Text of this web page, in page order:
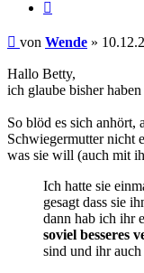
Beitrag
von Wende »
Hallo Betty,
ich glaube bisher
So blöd es sich anhört,
Schwiegermutter nicht
was sie will (auch mit
Ich hatte sie
gesagt dass sie
dann hab ich ihr
soviel besseres
sind und ihr